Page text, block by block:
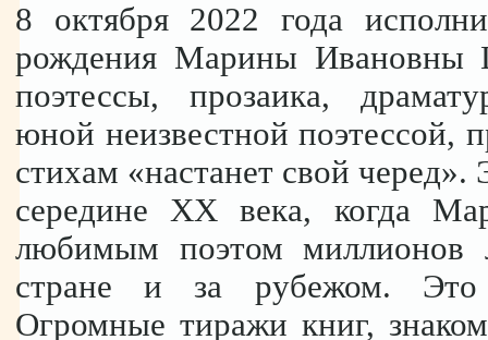
8 октября 2022 года
рождения Марины Ивановны
поэтессы, прозаика,
юной неизвестной поэтессой,
стихам «настанет свой черед».
середине XX века, когда
любимым поэтом
стране и за рубежом. Это
Огромные тиражи книг,